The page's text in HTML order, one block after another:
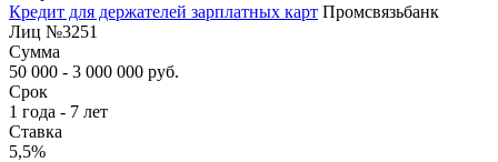
Кредит для держателей зарплатных карт Промсвязьбанк
Лиц №3251
Сумма
50 000 - 3 000 000 руб.
Срок
1 года - 7 лет
Ставка
5,5%